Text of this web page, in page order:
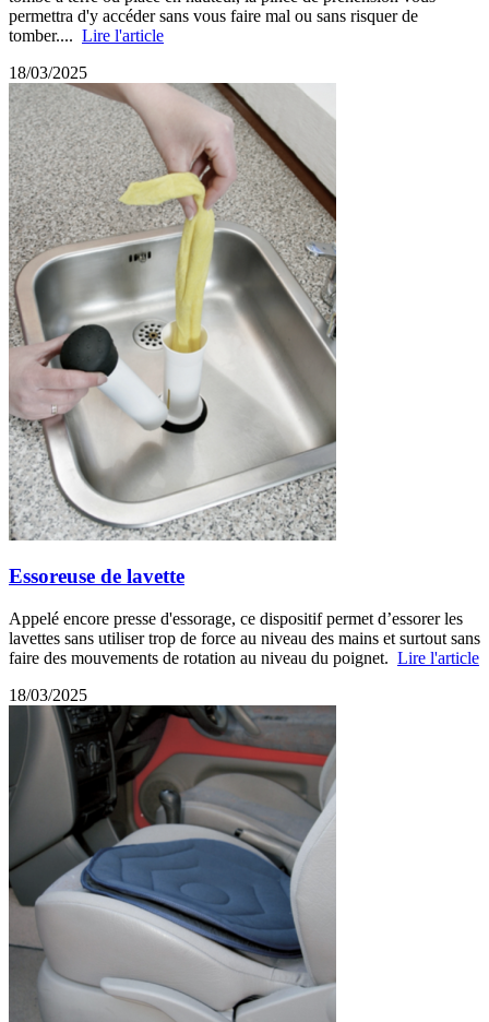
permettra d'y accéder sans vous faire mal ou sans risquer de
tomber.... Lire l'article
18/03/2025
Essoreuse de lavette
Appelé encore presse d'essorage, ce dispositif permet d’essorer les
lavettes sans utiliser trop de force au niveau des mains et surtout sans
faire des mouvements de rotation au niveau du poignet. Lire l'article
18/03/2025